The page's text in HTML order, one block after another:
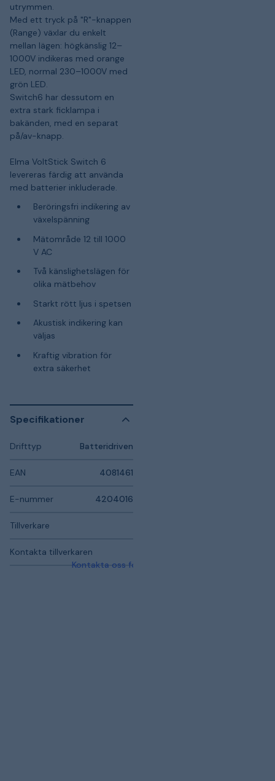
utrymmen.
Med ett tryck på "R"-knappen
(Range) växlar du enkelt
mellan lägen: högkänslig 12–
1000V indikeras med orange
LED, normal 230–1000V med
grön LED.
Switch6 har dessutom en
extra stark ficklampa i
bakänden, med en separat
på/av-knapp.
Elma VoltStick Switch 6
levereras färdig att använda
med batterier inkluderade.
Beröringsfri indikering av
växelspänning
Mätområde 12 till 1000
V AC
Två känslighetslägen för
olika mätbehov
Starkt rött ljus i spetsen
Akustisk indikering kan
väljas
Kraftig vibration för
extra säkerhet
Specifikationer
Drifttyp Batteridriven
EAN 4081461
E-nummer 4204016
Tillverkare
Kontakta tillverkaren
Kontakta oss för mer information